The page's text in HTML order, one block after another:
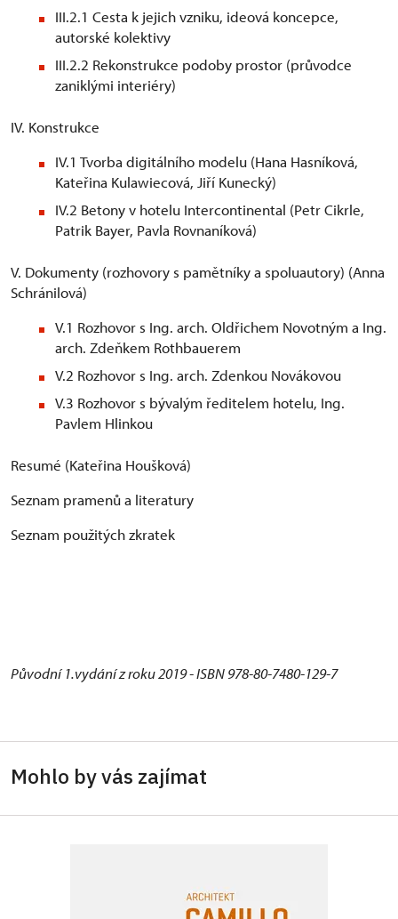
III.2.1 Cesta k jejich vzniku, ideová koncepce,
autorské kolektivy
III.2.2 Rekonstrukce podoby prostor (průvodce
zaniklými interiéry)
IV. Konstrukce
IV.1 Tvorba digitálního modelu (Hana Hasníková,
Kateřina Kulawiecová, Jiří Kunecký)
IV.2 Betony v hotelu Intercontinental (Petr Cikrle,
Patrik Bayer, Pavla Rovnaníková)
V. Dokumenty (rozhovory s pamětníky a spoluautory) (Anna
Schránilová)
V.1 Rozhovor s Ing. arch. Oldřichem Novotným a Ing.
arch. Zdeňkem Rothbauerem
V.2 Rozhovor s Ing. arch. Zdenkou Novákovou
V.3 Rozhovor s bývalým ředitelem hotelu, Ing.
Pavlem Hlinkou
Resumé (Kateřina Houšková)
Seznam pramenů a literatury
Seznam použitých zkratek
Původní 1.vydání z roku 2019 - ISBN 978-80-7480-129-7
Mohlo by vás zajímat